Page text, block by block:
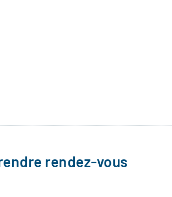
rendez-vous